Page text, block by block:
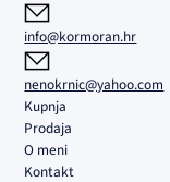
info@kormoran.hr
nenokrnic@yahoo.com
Kupnja
Prodaja
O meni
Kontakt